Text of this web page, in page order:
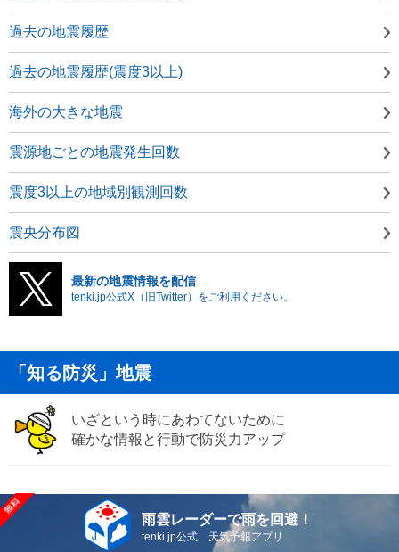
過去の地震履歴
過去の地震履歴(震度3以上)
海外の大きな地震
震源地ごとの地震発生回数
震度3以上の地域別観測回数
震央分布図
最新の地震情報を配信
tenki.jp公式X（旧Twitter）をご利用ください。
「知る防災」地震
いざという時にあわてないために
確かな情報と行動で防災力アップ
雨雲レーダーで雨を回避！
tenki.jp公式 天気予報アプリ